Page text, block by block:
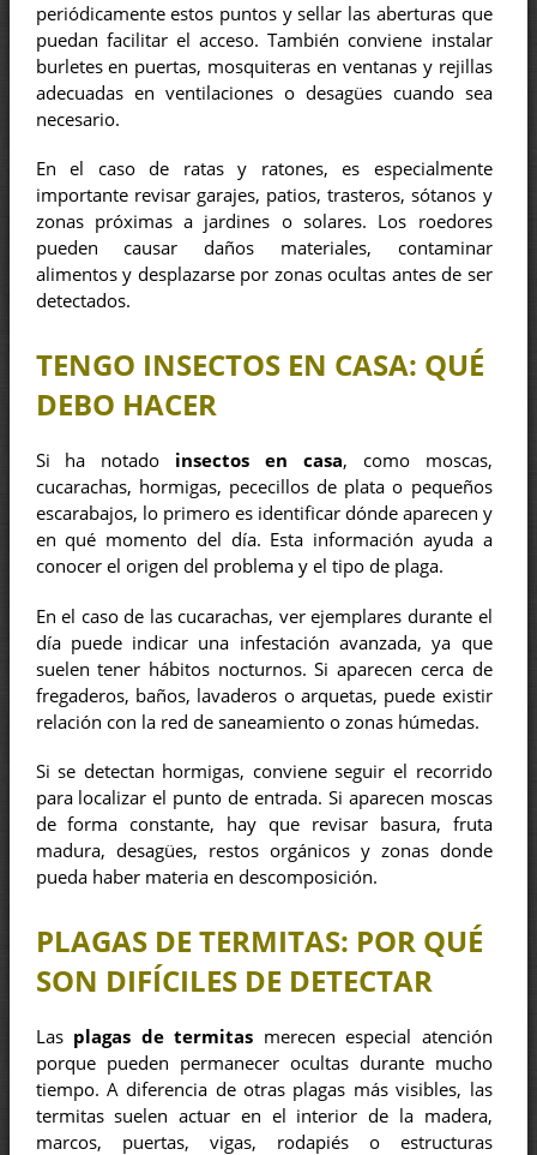
periódicamente estos puntos y sellar las aberturas que
puedan facilitar el acceso. También conviene instalar
burletes en puertas, mosquiteras en ventanas y rejillas
adecuadas en ventilaciones o desagües cuando sea
necesario.
En el caso de ratas y ratones, es especialmente
importante revisar garajes, patios, trasteros, sótanos y
zonas próximas a jardines o solares. Los roedores
pueden causar daños materiales, contaminar
alimentos y desplazarse por zonas ocultas antes de ser
detectados.
TENGO INSECTOS EN CASA: QUÉ
DEBO HACER
Si ha notado insectos en casa, como moscas,
cucarachas, hormigas, pececillos de plata o pequeños
escarabajos, lo primero es identificar dónde aparecen y
en qué momento del día. Esta información ayuda a
conocer el origen del problema y el tipo de plaga.
En el caso de las cucarachas, ver ejemplares durante el
día puede indicar una infestación avanzada, ya que
suelen tener hábitos nocturnos. Si aparecen cerca de
fregaderos, baños, lavaderos o arquetas, puede existir
relación con la red de saneamiento o zonas húmedas.
Si se detectan hormigas, conviene seguir el recorrido
para localizar el punto de entrada. Si aparecen moscas
de forma constante, hay que revisar basura, fruta
madura, desagües, restos orgánicos y zonas donde
pueda haber materia en descomposición.
PLAGAS DE TERMITAS: POR QUÉ
SON DIFÍCILES DE DETECTAR
Las plagas de termitas merecen especial atención
porque pueden permanecer ocultas durante mucho
tiempo. A diferencia de otras plagas más visibles, las
termitas suelen actuar en el interior de la madera,
marcos, puertas, vigas, rodapiés o estructuras